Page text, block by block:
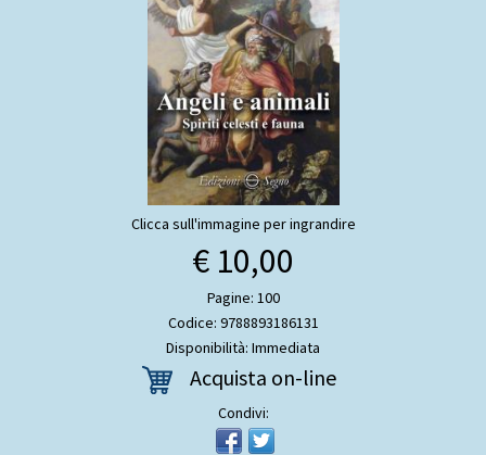
Clicca sull'immagine per ingrandire
€ 10,00
Pagine: 100
Codice: 9788893186131
Disponibilità: Immediata
Acquista on-line
Condivi: